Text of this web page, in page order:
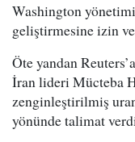
Washington
geliştirmesine izin
Öte yandan
İran lideri Mücteba
zenginleştirilmiş
yönünde talimat